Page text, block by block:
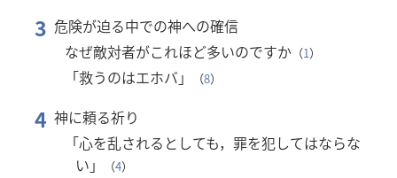
3 危険が迫る中での神への確信
なぜ敵対者がこれほど多いのですか （1）
「救うのはエホバ」 （8）
4 神に頼る祈り
「心を乱されるとしても，罪を犯してはならな
い」
（4）